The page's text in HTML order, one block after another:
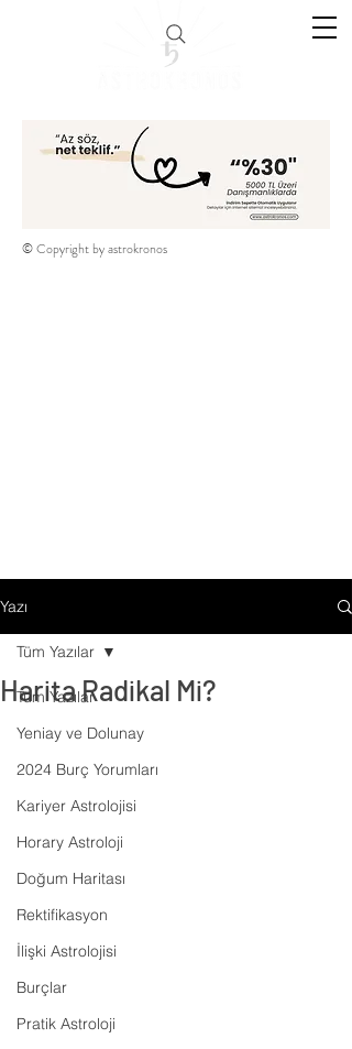
© Copyright by astrokronos
Yazı
Tüm Yazılar
Yeniay ve Dolunay
2024 Burç Yorumları
Kariyer Astrolojisi
Horary Astroloji
Doğum Haritası
Rektifikasyon
İlişki Astrolojisi
Burçlar
Pratik Astroloji
Tüm Yazılar
Harita Radikal Mi?